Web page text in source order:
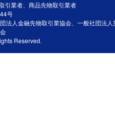
引業者、商品先物取引業者
号
法人金融先物取引業協会、一般社団法
Reserved.